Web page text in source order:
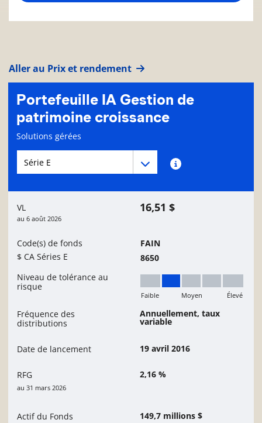
Aller au Prix et rendement
Portefeuille IA Gestion de
patrimoine croissance
Page d'informations sur le fonds
Solutions gérées
Menu déroulant des séries du Fonds
Menu déroulant des séries du Fonds
VL
au 6 août 2026
16,51 $
Code(s) de fonds
$ CA Séries E
FAIN
8650
Niveau de tolérance au
risque
Faible à moyen
Faible Moyen Élevé
Fréquence des
distributions
Annuellement, taux
variable
Date de lancement 19 avril 2016
RFG
au 31 mars 2026
2,16 %
Actif du Fonds 149,7 millions $